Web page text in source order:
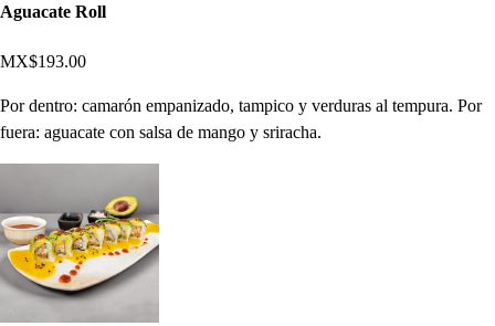
Aguacate Roll
MX$193.00
Por dentro: camarón empanizado, tampico y verduras al tempura. Por
fuera: aguacate con salsa de mango y sriracha.